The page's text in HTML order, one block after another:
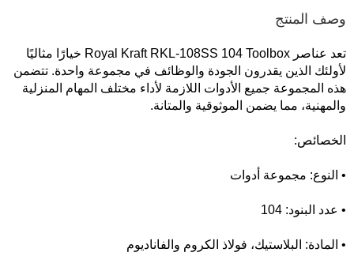
وصف المنتج
تعد عناصر Royal Kraft RKL-108SS 104 Toolbox خيارًا مثاليًا
لأولئك الذين يقدرون الجودة والوظائف في مجموعة واحدة. تتضمن
هذه المجموعة جميع الأدوات اللازمة لأداء مختلف المهام المنزلية
والمهنية، مما يضمن الموثوقية والمتانة.
الخصائص:
• النوع: مجموعة أدوات
• عدد البنود: 104
• المادة: البلاستيك، فولاذ الكروم والفاناديوم